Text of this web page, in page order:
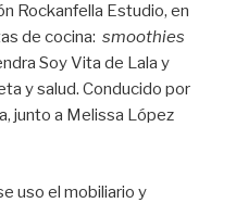
Rockanfella Estudio, en
de cocina: smoothies
Soy Vita de Lala y
y salud. Conducido por
junto a Melissa López
uso el mobiliario y